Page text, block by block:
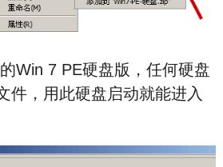
Win 7 PE硬盘版，任何硬盘
件，用此硬盘启动就能进入